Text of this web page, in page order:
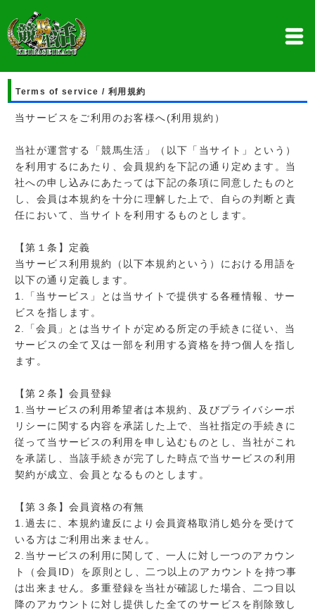
Terms of service / 利用規約
当サービスをご利用のお客様へ(利用規約）
当社が運営する「競馬生活」（以下「当サイト」という）
を利用するにあたり、会員規約を下記の通り定めます。当
社への申し込みにあたっては下記の条項に同意したものと
し、会員は本規約を十分に理解した上で、自らの判断と責
任において、当サイトを利用するものとします。
【第１条】定義
当サービス利用規約（以下本規約という）における用語を
以下の通り定義します。
1.「当サービス」とは当サイトで提供する各種情報、サー
ビスを指します。
2.「会員」とは当サイトが定める所定の手続きに従い、当
サービスの全て又は一部を利用する資格を持つ個人を指し
ます。
【第２条】会員登録
1.当サービスの利用希望者は本規約、及びプライバシーポ
リシーに関する内容を承諾した上で、当社指定の手続きに
従って当サービスの利用を申し込むものとし、当社がこれ
を承諾し、当該手続きが完了した時点で当サービスの利用
契約が成立、会員となるものとします。
【第３条】会員資格の有無
1.過去に、本規約違反により会員資格取消し処分を受けて
いる方はご利用出来ません。
2.当サービスの利用に関して、一人に対し一つのアカウン
ト（会員ID）を原則とし、二つ以上のアカウントを持つ事
は出来ません。多重登録を当社が確認した場合、二つ目以
降のアカウントに対し提供した全てのサービスを削除致し